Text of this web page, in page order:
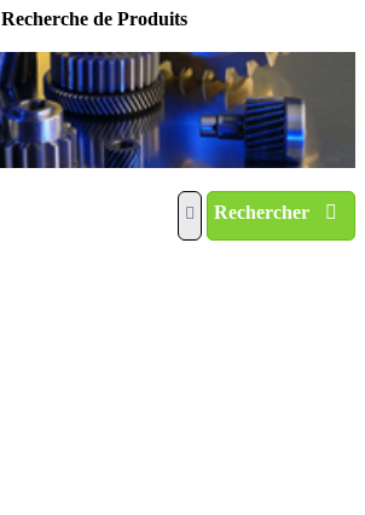
Recherche de Produits
Rechercher